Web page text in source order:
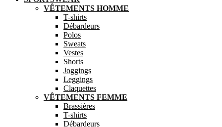
VÊTEMENTS HOMME
T-shirts
Débardeurs
Polos
Sweats
Vestes
Shorts
Joggings
Leggings
Claquettes
VÊTEMENTS FEMME
Brassières
T-shirts
Débardeurs